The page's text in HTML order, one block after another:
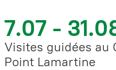
7.07 -
Visites guidées au
Point Lamartine